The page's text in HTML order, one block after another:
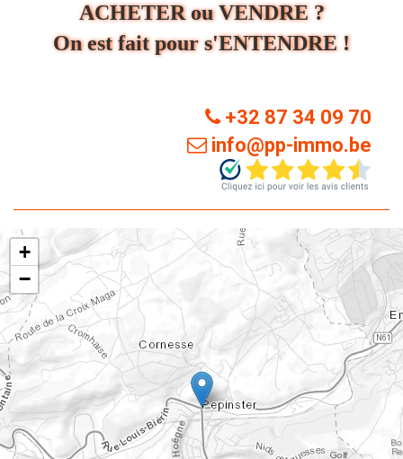
ACHETER ou VENDRE ?
On est fait pour s'ENTENDRE !
+32 87 34 09 70
info@pp-immo.be
+
−